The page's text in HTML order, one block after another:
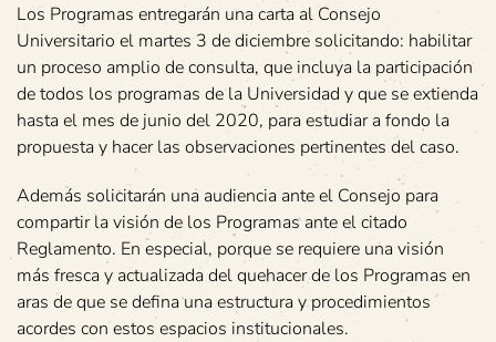
Los Programas entregarán una carta al Consejo
Universitario el martes 3 de diciembre solicitando: habilitar
un proceso amplio de consulta, que incluya la participación
de todos los programas de la Universidad y que se extienda
hasta el mes de junio del 2020, para estudiar a fondo la
propuesta y hacer las observaciones pertinentes del caso.
Además solicitarán una audiencia ante el Consejo para
compartir la visión de los Programas ante el citado
Reglamento. En especial, porque se requiere una visión
más fresca y actualizada del quehacer de los Programas en
aras de que se defina una estructura y procedimientos
acordes con estos espacios institucionales.